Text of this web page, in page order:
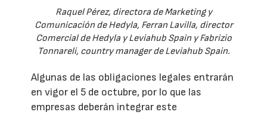
Raquel Pérez, directora de Marketing y
Comunicación de Hedyla, Ferran Lavilla, director
Comercial de Hedyla y Leviahub Spain y Fabrizio
Tonnareli, country manager de Leviahub Spain.
Algunas de las obligaciones legales entrarán
en vigor el 5 de octubre, por lo que las
empresas deberán integrar este